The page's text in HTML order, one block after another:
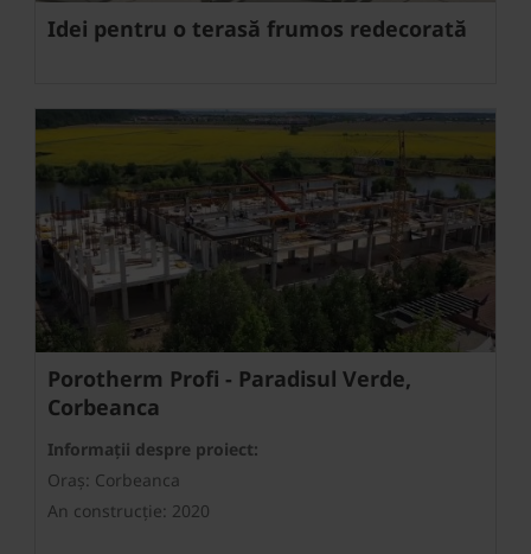
Idei pentru o terasă frumos redecorată
Porotherm Profi - Paradisul Verde,
Corbeanca
Informații despre proiect:
Oraș: Corbeanca
An construcție: 2020